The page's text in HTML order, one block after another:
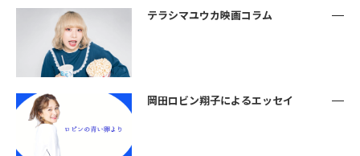
テラシマユウカ映画コラム
岡田ロビン翔子によるエッセイ